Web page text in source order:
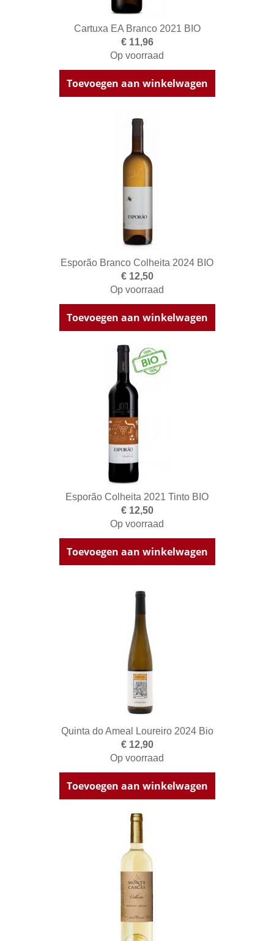
Cartuxa EA Branco 2021 BIO
€ 11,96
Op voorraad
Toevoegen aan winkelwagen
Esporão Branco Colheita 2024 BIO
€ 12,50
Op voorraad
Toevoegen aan winkelwagen
Esporão Colheita 2021 Tinto BIO
€ 12,50
Op voorraad
Toevoegen aan winkelwagen
Quinta do Ameal Loureiro 2024 Bio
€ 12,90
Op voorraad
Toevoegen aan winkelwagen